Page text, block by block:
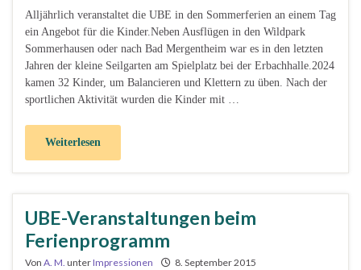
Alljährlich veranstaltet die UBE in den Sommerferien an einem Tag
ein Angebot für die Kinder.Neben Ausflügen in den Wildpark
Sommerhausen oder nach Bad Mergentheim war es in den letzten
Jahren der kleine Seilgarten am Spielplatz bei der Erbachhalle.2024
kamen 32 Kinder, um Balancieren und Klettern zu üben. Nach der
sportlichen Aktivität wurden die Kinder mit …
Weiterlesen
UBE-Veranstaltungen beim
Ferienprogramm
Von A. M. unterImpressionen 8. September 2015